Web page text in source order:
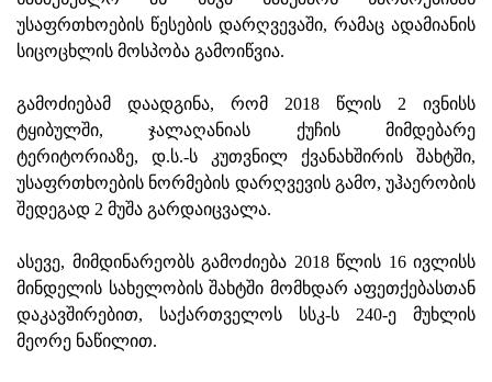
უსაფრთხოების წესების დარღვევაში, რამაც ადამიანის
სიცოცხლის მოსპობა გამოიწვია.
გამოძიებამ დაადგინა, რომ 2018 წლის 2 ივნისს
ტყიბულში, ჯალაღანიას ქუჩის მიმდებარე
ტერიტორიაზე, დ.ს.-ს კუთვნილ ქვანახშირის შახტში,
უსაფრთხოების ნორმების დარღვევის გამო, უჰაერობის
შედეგად 2 მუშა გარდაიცვალა.
ასევე, მიმდინარეობს გამოძიება 2018 წლის 16 ივლისს
მინდელის სახელობის შახტში მომხდარ აფეთქებასთან
დაკავშირებით, საქართველოს სსკ-ს 240-ე მუხლის
მეორე ნაწილით.